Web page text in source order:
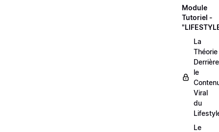
Module
Tutoriel -
La
Théorie
Derrière
le
Viral
du
Le